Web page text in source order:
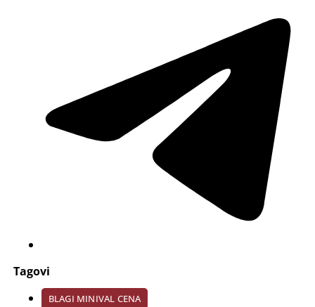
Tagovi
BLAGI MINIVAL CENA